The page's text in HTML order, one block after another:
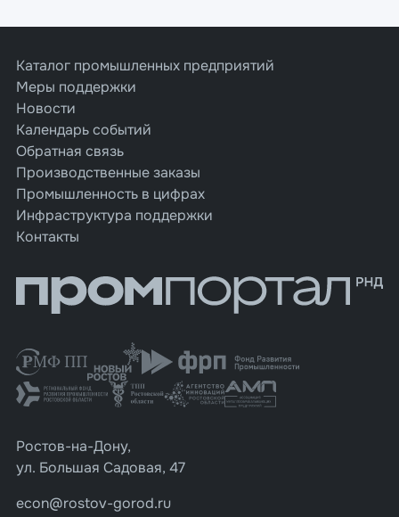
Каталог промышленных предприятий
Меры поддержки
Новости
Календарь событий
Обратная связь
Производственные заказы
Промышленность в цифрах
Инфраструктура поддержки
Контакты
Ростов-на-Дону,
ул. Большая Садовая, 47
econ@rostov-gorod.ru